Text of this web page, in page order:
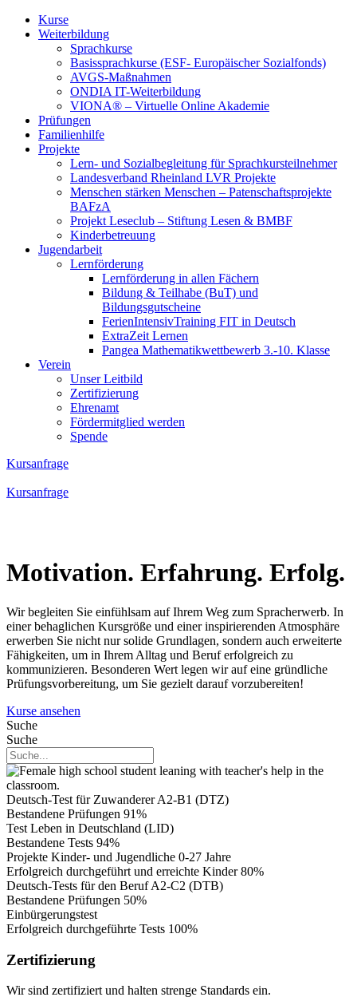
Kurse
Weiterbildung
Sprachkurse
Basissprachkurse (ESF- Europäischer Sozialfonds)
AVGS-Maßnahmen
ONDIA IT-Weiterbildung
VIONA® – Virtuelle Online Akademie
Prüfungen
Familienhilfe
Projekte
Lern- und Sozialbegleitung für Sprachkursteilnehmer
Landesverband Rheinland LVR Projekte
Menschen stärken Menschen – Patenschaftsprojekte
BAFzA
Projekt Leseclub – Stiftung Lesen & BMBF
Kinderbetreuung
Jugendarbeit
Lernförderung
Lernförderung in allen Fächern
Bildung & Teilhabe (BuT) und
Bildungsgutscheine
FerienIntensivTraining FIT in Deutsch
ExtraZeit Lernen
Pangea Mathematikwettbewerb 3.-10. Klasse
Verein
Unser Leitbild
Zertifizierung
Ehrenamt
Fördermitglied werden
Spende
Kursanfrage
Kursanfrage
Motivation. Erfahrung. Erfolg.
Wir begleiten Sie einfühlsam auf Ihrem Weg zum Spracherwerb. In
einer behaglichen Kursgröße und einer inspirierenden Atmosphäre
erwerben Sie nicht nur solide Grundlagen, sondern auch erweiterte
Fähigkeiten, um in Ihrem Alltag und Beruf erfolgreich zu
kommunizieren. Besonderen Wert legen wir auf eine gründliche
Prüfungsvorbereitung, um Sie gezielt darauf vorzubereiten!
Kurse ansehen
Suche
Suche
Deutsch-Test für Zuwanderer A2-B1 (DTZ)
Bestandene Prüfungen 91%
Test Leben in Deutschland (LID)
Bestandene Tests 94%
Projekte Kinder- und Jugendliche 0-27 Jahre
Erfolgreich durchgeführt und erreichte Kinder 80%
Deutsch-Tests für den Beruf A2-C2 (DTB)
Bestandene Prüfungen 50%
Einbürgerungstest
Erfolgreich durchgeführte Tests 100%
Zertifizierung
Wir sind zertifiziert und halten strenge Standards ein.